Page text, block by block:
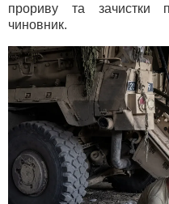
прориву та зачистки
чиновник.